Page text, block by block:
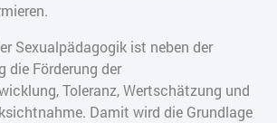
Sexualpädagogik ist neben der
die Förderung der
Toleranz, Wertschätzung und
Damit wird die Grundlage